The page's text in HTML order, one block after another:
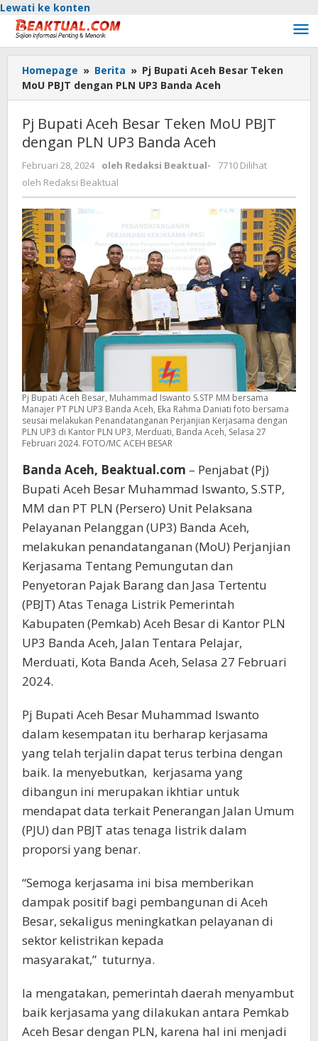
Lewati ke konten
Homepage » Berita » Pj Bupati Aceh Besar Teken
MoU PBJT dengan PLN UP3 Banda Aceh
Pj Bupati Aceh Besar Teken MoU PBJT
dengan PLN UP3 Banda Aceh
Februari 28, 2024 oleh Redaksi Beaktual-
7710 Dilihat
oleh Redaksi Beaktual
Pj Bupati Aceh Besar, Muhammad Iswanto S.STP MM bersama
Manajer PT PLN UP3 Banda Aceh, Eka Rahma Daniati foto bersama
seusai melakukan Penandatanganan Perjanjian Kerjasama dengan
PLN UP3 di Kantor PLN UP3, Merduati, Banda Aceh, Selasa 27
Februari 2024. FOTO/MC ACEH BESAR
Banda Aceh, Beaktual.com – Penjabat (Pj)
Bupati Aceh Besar Muhammad Iswanto, S.STP,
MM dan PT PLN (Persero) Unit Pelaksana
Pelayanan Pelanggan (UP3) Banda Aceh,
melakukan penandatanganan (MoU) Perjanjian
Kerjasama Tentang Pemungutan dan
Penyetoran Pajak Barang dan Jasa Tertentu
(PBJT) Atas Tenaga Listrik Pemerintah
Kabupaten (Pemkab) Aceh Besar di Kantor PLN
UP3 Banda Aceh, Jalan Tentara Pelajar,
Merduati, Kota Banda Aceh, Selasa 27 Februari
2024.
Pj Bupati Aceh Besar Muhammad Iswanto
dalam kesempatan itu berharap kerjasama
yang telah terjalin dapat terus terbina dengan
baik. Ia menyebutkan, kerjasama yang
dibangun ini merupakan ikhtiar untuk
mendapat data terkait Penerangan Jalan Umum
(PJU) dan PBJT atas tenaga listrik dalam
proporsi yang benar.
“Semoga kerjasama ini bisa memberikan
dampak positif bagi pembangunan di Aceh
Besar, sekaligus meningkatkan pelayanan di
sektor kelistrikan kepada
masyarakat,” tuturnya.
Ia mengatakan, pemerintah daerah menyambut
baik kerjasama yang dilakukan antara Pemkab
Aceh Besar dengan PLN, karena hal ini menjadi